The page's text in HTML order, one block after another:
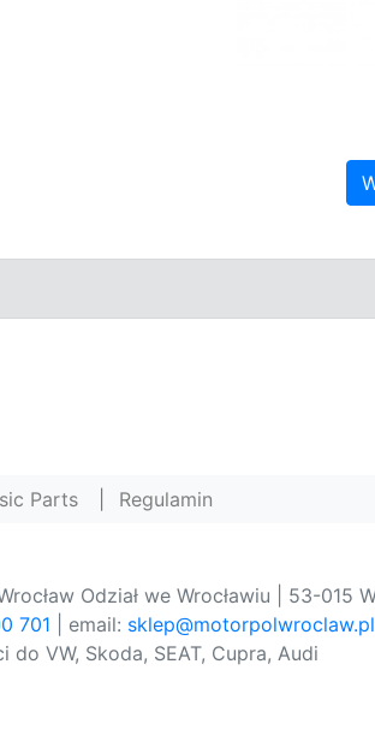
Parts Regulamin
Odział we Wrocławiu | 53-015
701 | email: sklep@motorpolwroclaw.pl
VW, Skoda, SEAT, Cupra, Audi